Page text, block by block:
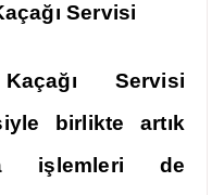
Servisi
Servisi
birlikte artık
işlemleri de